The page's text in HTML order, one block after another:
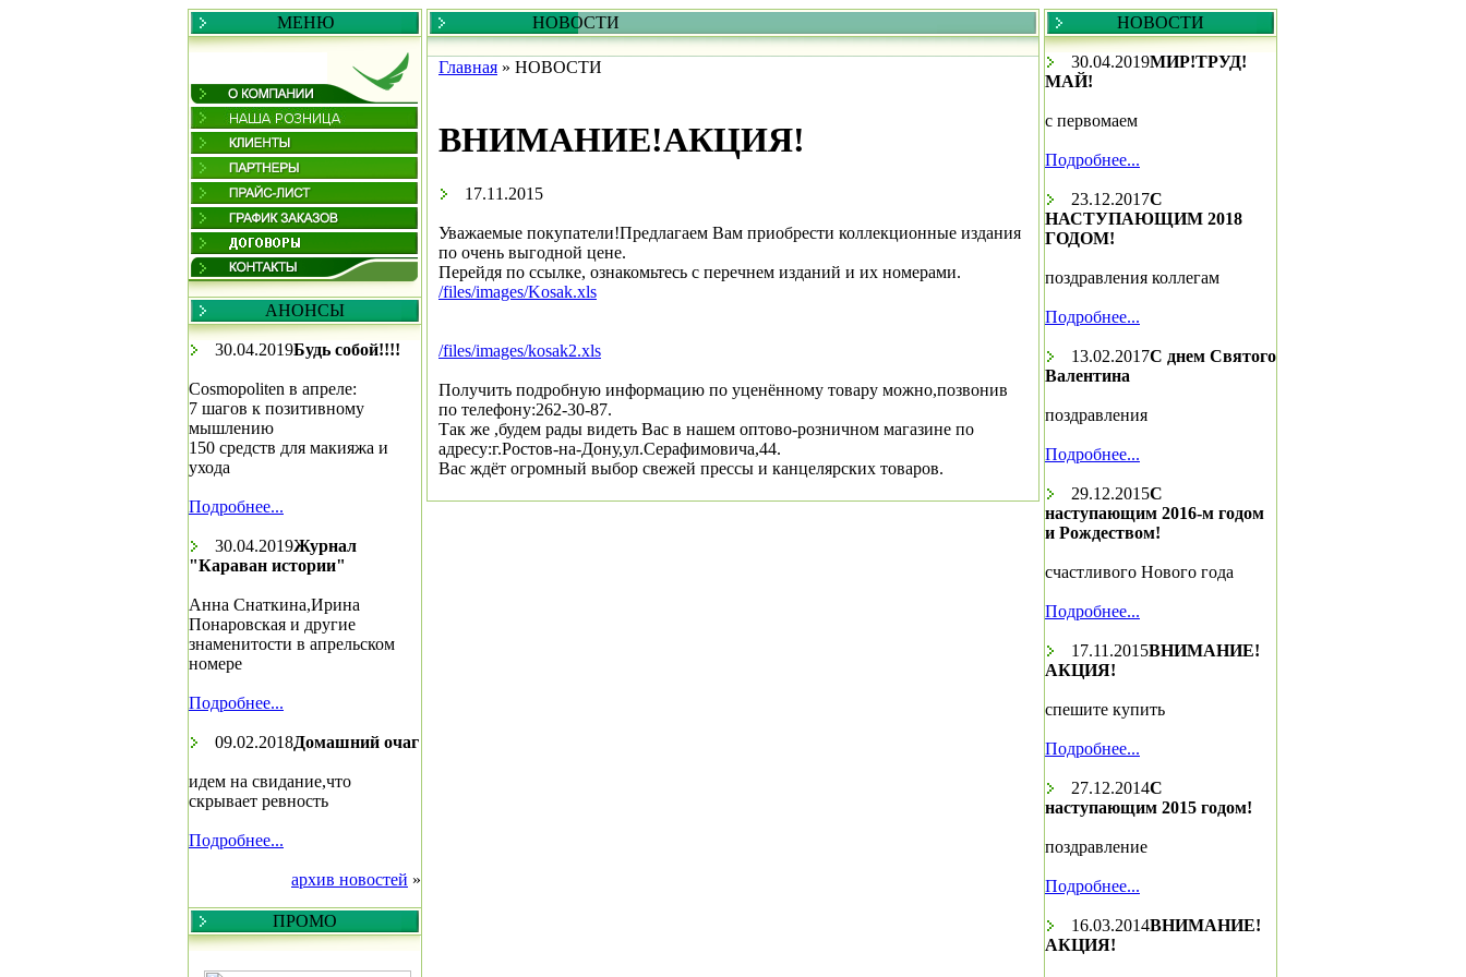
МЕНЮ
АНОНСЫ
30.04.2019Будь собой!!!!
Cosmopoliten в апреле:
7 шагов к позитивному
мышлению
150 средств для макияжа и
ухода
Подробнее...
30.04.2019Журнал
"Караван истории"
Анна Снаткина,Ирина
Понаровская и другие
знаменитости в апрельском
номере
Подробнее...
09.02.2018Домашний очаг
идем на свидание,что
скрывает ревность
Подробнее...
архив новостей »
ПРОМО
НОВОСТИ
Главная » НОВОСТИ
ВНИМАНИЕ!АКЦИЯ!
17.11.2015
Уважаемые покупатели!Предлагаем Вам приобрести коллекционные издания
по очень выгодной цене.
Перейдя по ссылке, ознакомьтесь с перечнем изданий и их номерами.
/files/images/Kosak.xls
/files/images/kosak2.xls
Получить подробную информацию по уценённому товару можно,позвонив
по телефону:262-30-87.
Так же ,будем рады видеть Вас в нашем оптово-розничном магазине по
адресу:г.Ростов-на-Дону,ул.Серафимовича,44.
Вас ждёт огромный выбор свежей прессы и канцелярских товаров.
НОВОСТИ
30.04.2019МИР!ТРУД!
МАЙ!
с первомаем
Подробнее...
23.12.2017С
НАСТУПАЮЩИМ 2018
ГОДОМ!
поздравления коллегам
Подробнее...
13.02.2017С днем Святого
Валентина
поздравления
Подробнее...
29.12.2015С
наступающим 2016-м годом
и Рождеством!
счастливого Нового года
Подробнее...
17.11.2015ВНИМАНИЕ!
АКЦИЯ!
спешите купить
Подробнее...
27.12.2014С
наступающим 2015 годом!
поздравление
Подробнее...
16.03.2014ВНИМАНИЕ!
АКЦИЯ!